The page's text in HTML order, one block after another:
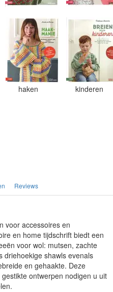
haken kinderen
Reviews
voor accessoires en
en home tijdschrift biedt een
voor wol: mutsen, zachte
driehoekige shawls evenals
en gehaakte. Deze
ontwerpen nodigen u uit